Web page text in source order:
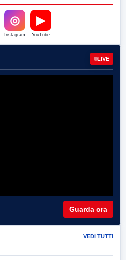
◎
Instagram
▶
YouTube
LIVE
Guarda ora
VEDI TUTTI